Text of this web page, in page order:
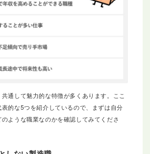
通して魅力的な特徴が多くあります。ここ
的な5つを紹介しているので、まずは自分
ような職業なのかを確認してみてくださ